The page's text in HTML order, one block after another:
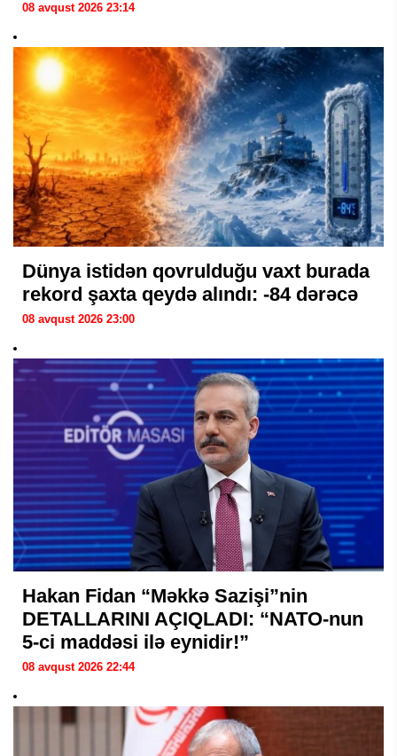
08 avqust 2026 23:14
Dünya istidən qovrulduğu vaxt burada
rekord şaxta qeydə alındı: -84 dərəcə
08 avqust 2026 23:00
Hakan Fidan “Məkkə Sazişi”nin
DETALLARINI AÇIQLADI: “NATO-nun
5-ci maddəsi ilə eynidir!”
08 avqust 2026 22:44